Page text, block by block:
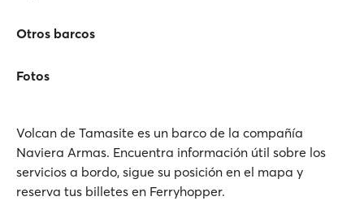
Otros barcos
Fotos
Volcan de Tamasite es un barco de la compañía
Naviera Armas. Encuentra información útil sobre los
servicios a bordo, sigue su posición en el mapa y
reserva tus billetes en Ferryhopper.